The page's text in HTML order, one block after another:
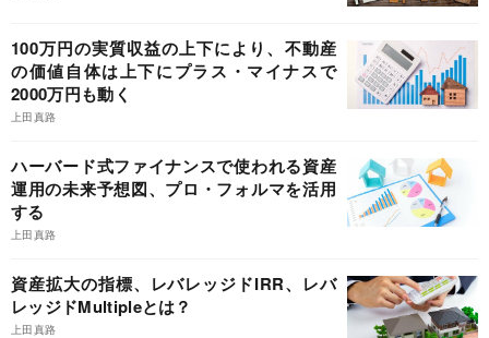
100万円の実質収益の上下により、不動産
の価値自体は上下にプラス・マイナスで
2000万円も動く
上田真路
ハーバード式ファイナンスで使われる資産
運用の未来予想図、プロ・フォルマを活用
する
上田真路
資産拡大の指標、レバレッジドIRR、レバ
レッジドMultipleとは？
上田真路